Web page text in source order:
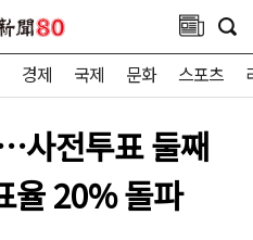
경제 국제 문화 스포츠
사전투표 둘째
율 20% 돌파